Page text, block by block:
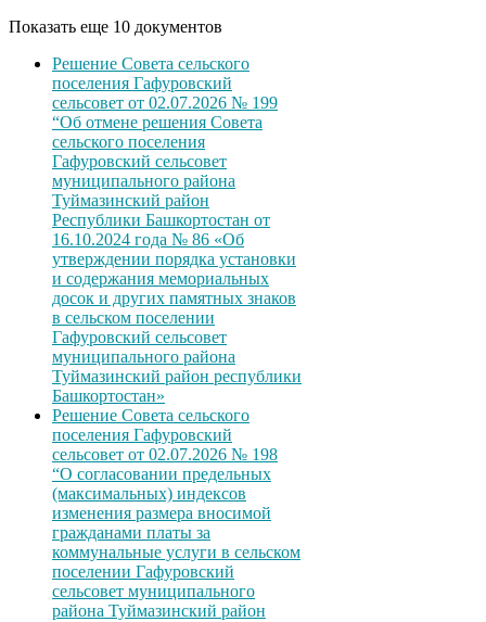
Показать еще 10 документов
Решение Совета сельского
поселения Гафуровский
сельсовет от 02.07.2026 № 199
“Об отмене решения Совета
сельского поселения
Гафуровский сельсовет
муниципального района
Туймазинский район
Республики Башкортостан от
16.10.2024 года № 86 «Об
утверждении порядка установки
и содержания мемориальных
досок и других памятных знаков
в сельском поселении
Гафуровский сельсовет
муниципального района
Туймазинский район республики
Башкортостан»
Решение Совета сельского
поселения Гафуровский
сельсовет от 02.07.2026 № 198
“О согласовании предельных
(максимальных) индексов
изменения размера вносимой
гражданами платы за
коммунальные услуги в сельском
поселении Гафуровский
сельсовет муниципального
района Туймазинский район